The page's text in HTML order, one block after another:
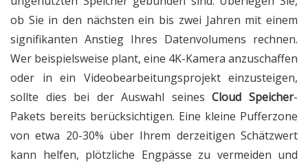
ob Sie in den nächsten ein bis zwei Jahren mit einem
signifikanten Anstieg Ihres Datenvolumens rechnen.
Wer beispielsweise plant, eine 4K-Kamera anzuschaffen
oder in ein Videobearbeitungsprojekt einzusteigen,
sollte dies bei der Auswahl seinesCloud Speicher-
Pakets bereits berücksichtigen. Eine kleine Pufferzone
von etwa 20-30% über Ihrem derzeitigen Schätzwert
kann helfen, plötzliche Engpässe zu vermeiden und